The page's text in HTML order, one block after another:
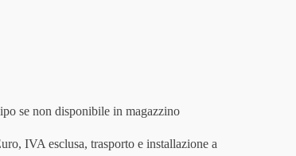
se non disponibile in magazzino
IVA esclusa, trasporto e installazione a